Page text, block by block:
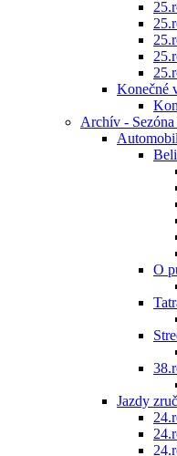
Konečné
Archív -
O
Jazdy